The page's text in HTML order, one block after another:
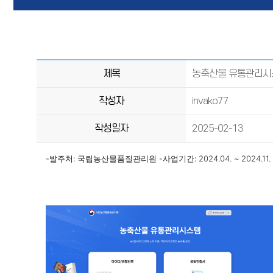
제목 농축산물 유통관리
작성자 invako77
작성일자 2025-02-13
-발주처: 국립농산물품질관리원 -사업기간: 2024.04. ~ 2024.11.